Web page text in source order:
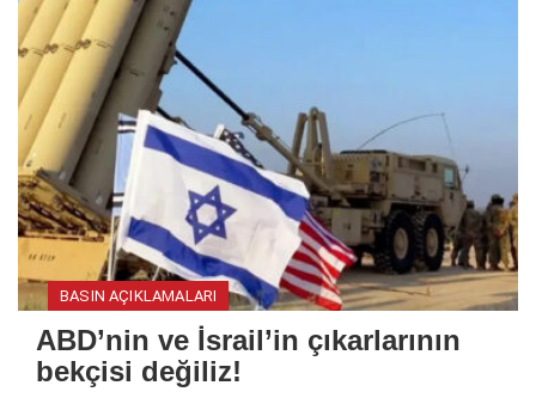
BASIN AÇIKLAMALARI
ABD’nin ve İsrail’in çıkarlarının
bekçisi değiliz!